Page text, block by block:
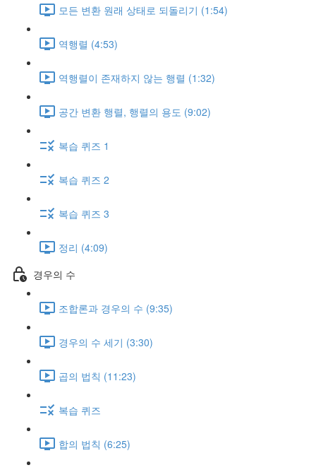
모든 변환 원래 상태로 되돌리기 (1:54)
역행렬 (4:53)
역행렬이 존재하지 않는 행렬 (1:32)
공간 변환 행렬, 행렬의 용도 (9:02)
복습 퀴즈 1
복습 퀴즈 2
복습 퀴즈 3
정리 (4:09)
경우의 수
조합론과 경우의 수 (9:35)
경우의 수 세기 (3:30)
곱의 법칙 (11:23)
복습 퀴즈
합의 법칙 (6:25)